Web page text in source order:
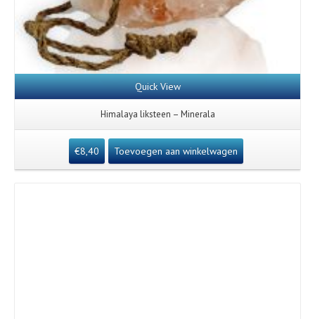
Quick View
Himalaya liksteen – Minerala
€8,40 Toevoegen aan winkelwagen